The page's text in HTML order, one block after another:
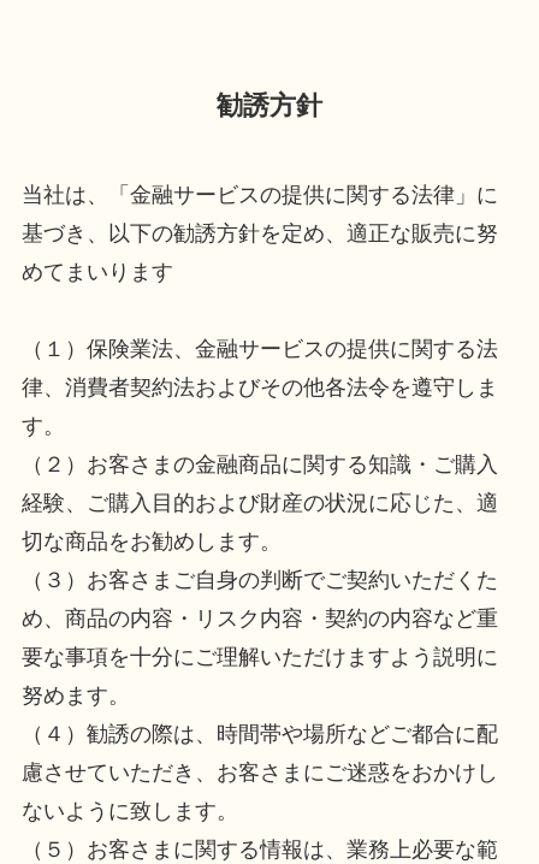
勧誘方針
当社は、「金融サービスの提供に関する法律」に
基づき、以下の勧誘方針を定め、適正な販売に努
めてまいります
（１）保険業法、金融サービスの提供に関する法
律、消費者契約法およびその他各法令を遵守しま
す。
（２）お客さまの金融商品に関する知識・ご購入
経験、ご購入目的および財産の状況に応じた、適
切な商品をお勧めします。
（３）お客さまご自身の判断でご契約いただくた
め、商品の内容・リスク内容・契約の内容など重
要な事項を十分にご理解いただけますよう説明に
努めます。
（４）勧誘の際は、時間帯や場所などご都合に配
慮させていただき、お客さまにご迷惑をおかけし
ないように致します。
（５）お客さまに関する情報は、業務上必要な範